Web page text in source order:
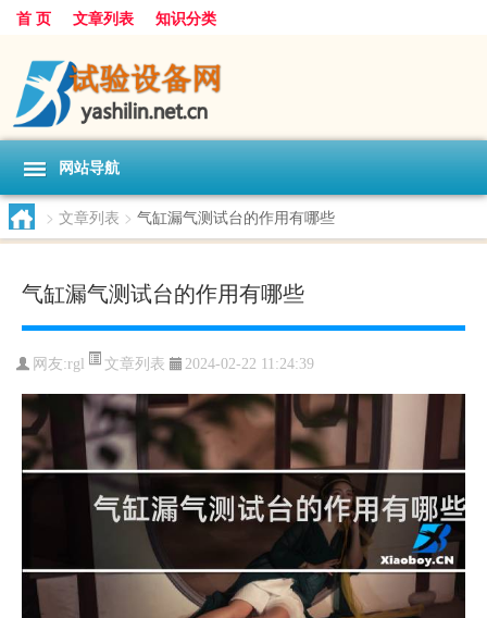
首 页 文章列表 知识分类
网站导航
> 文章列表 > 气缸漏气测试台的作用有哪些
气缸漏气测试台的作用有哪些
网友:rgl 文章列表 2024-02-22 11:24:39